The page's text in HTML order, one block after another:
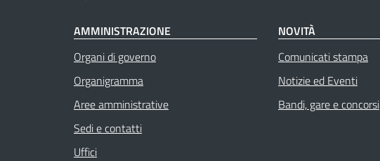
AMMINISTRAZIONE
Organi di governo
Organigramma
Aree amministrative
Sedi e contatti
Uffici
NOVITÀ
Comunicati stampa
Notizie ed Eventi
Bandi, gare e concorsi